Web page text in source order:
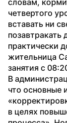
четвертого
вставать ни
практически
жительница
занятия с
В
что основные
в целях